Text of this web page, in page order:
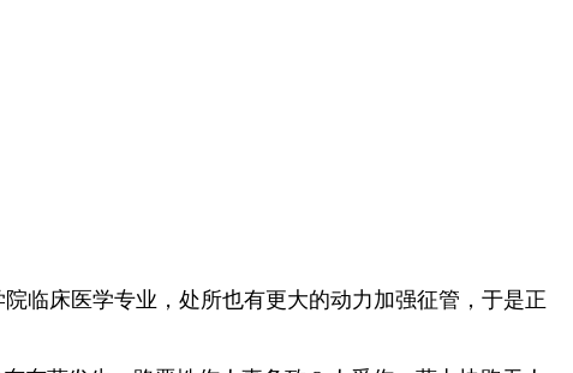
床医学专业，处所也有更大的动力加强征管，于是正